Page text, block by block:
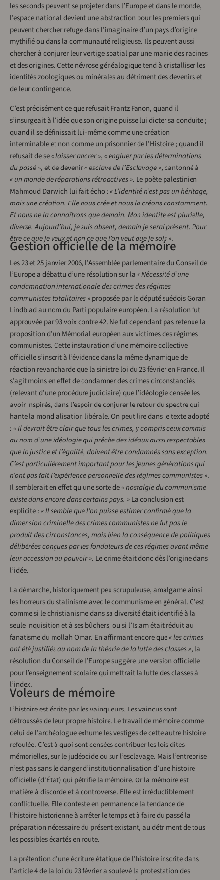
les seconds peuvent se projeter dans l’Europe et dans le monde,
l’espace national devient une abstraction pour les premiers qui
peuvent chercher refuge dans l’imaginaire d’un pays d’origine
mythifié ou dans la communauté religieuse. Ils peuvent aussi
chercher à conjurer leur vertige spatial par une manie des racines
et des origines. Cette névrose généalogique tend à cristalliser les
identités zoologiques ou minérales au détriment des devenirs et
de leur contingence.
C’est précisément ce que refusait Frantz Fanon, quand il
s’insurgeait à l’idée que son origine puisse lui dicter sa conduite ;
quand il se définissait lui-même comme une création
interminable et non comme un prisonnier de l’Histoire ; quand il
refusait de se« laisser ancrer »,« engluer par les déterminations
du passé », et de devenir« esclave de l’Esclavage », cantonné à
« un monde de réparations rétroactives ». Le poète palestinien
Mahmoud Darwich lui fait écho :« L’identité n’est pas un héritage,
mais une création. Elle nous crée et nous la créons constamment.
Et nous ne la connaîtrons que demain. Mon identité est plurielle,
diverse. Aujourd’hui, je suis absent, demain je serai présent. Pour
être ce que je veux et non ce que l’on veut que je sois ».
Gestion officielle de la mémoire
Les 23 et 25 janvier 2006, l’Assemblée parlementaire du Conseil de
l’Europe a débattu d’une résolution sur la« Nécessité d’une
condamnation internationale des crimes des régimes
communistes totalitaires »proposée par le député suédois Göran
Lindblad au nom du Parti populaire européen. La résolution fut
approuvée par 93 voix contre 42. Ne fut cependant pas retenue la
proposition d’un Mémorial européen aux victimes des régimes
communistes. Cette instauration d’une mémoire collective
officielle s’inscrit à l’évidence dans la même dynamique de
réaction revancharde que la sinistre loi du 23 février en France. Il
s’agit moins en effet de condamner des crimes circonstanciés
(relevant d’une procédure judiciaire) que l’idéologie censée les
avoir inspirés, dans l’espoir de conjurer le retour du spectre qui
hante la mondialisation libérale. On peut lire dans le texte adopté
:« Il devrait être clair que tous les crimes, y compris ceux commis
au nom d’une idéologie qui prêche des idéaux aussi respectables
que la justice et l’égalité, doivent être condamnés sans exception.
C’est particulièrement important pour les jeunes générations qui
n’ont pas fait l’expérience personnelle des régimes communistes ».
Il semblerait en effet qu’une sorte de« nostalgie du communisme
existe dans encore dans certains pays. »La conclusion est
explicite :« Il semble que l’on puisse estimer confirmé que la
dimension criminelle des crimes communistes ne fut pas le
produit des circonstances, mais bien la conséquence de politiques
délibérées conçues par les fondateurs de ces régimes avant même
leur accession au pouvoir ». Le crime était donc dès l’origine dans
l’idée.
La démarche, historiquement peu scrupuleuse, amalgame ainsi
les horreurs du stalinisme avec le communisme en général. C’est
comme si le christianisme dans sa diversité était identifié à la
seule Inquisition et à ses bûchers, ou si l’Islam était réduit au
fanatisme du mollah Omar. En affirmant encore que« les crimes
ont été justifiés au nom de la théorie de la lutte des classes », la
résolution du Conseil de l’Europe suggère une version officielle
pour l’enseignement scolaire qui mettrait la lutte des classes à
l’index.
Voleurs de mémoire
L’histoire est écrite par les vainqueurs. Les vaincus sont
détroussés de leur propre histoire. Le travail de mémoire comme
celui de l’archéologue exhume les vestiges de cette autre histoire
refoulée. C’est à quoi sont censées contribuer les lois dites
mémorielles, sur le judéocide ou sur l’esclavage. Mais l’entreprise
n’est pas sans le danger d’institutionnalisation d’une histoire
officielle (d’État) qui pétrifie la mémoire. Or la mémoire est
matière à discorde et à controverse. Elle est irréductiblement
conflictuelle. Elle conteste en permanence la tendance de
l’histoire historienne à arrêter le temps et à faire du passé la
préparation nécessaire du présent existant, au détriment de tous
les possibles écartés en route.
La prétention d’une écriture étatique de l’histoire inscrite dans
l’article 4 de la loi du 23 février a soulevé la protestation des